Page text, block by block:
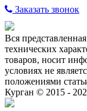
Заказать звонок
Вся
технических
товаров, носит
условиях не
положениями
Курган © 2015 -